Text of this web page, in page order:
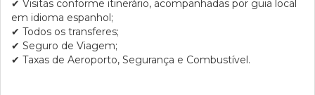
✔ Visitas conforme itinerário, acompanhadas por guia local
em idioma espanhol;
✔ Todos os transferes;
✔ Seguro de Viagem;
✔ Taxas de Aeroporto, Segurança e Combustível.